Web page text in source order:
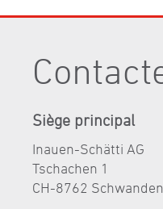
Siège principal
Inauen-Schätti AG
Tschachen 1
CH-8762 Schwanden